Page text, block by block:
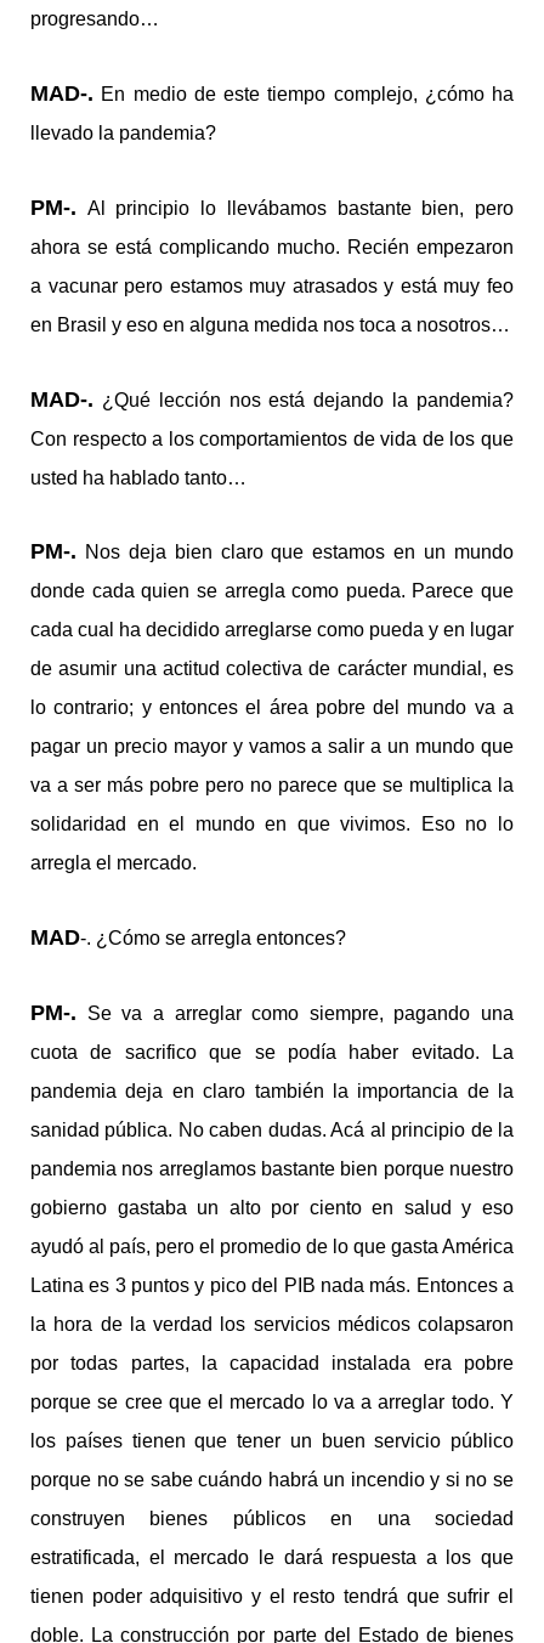
progresando…
MAD-. En medio de este tiempo complejo, ¿cómo ha
llevado la pandemia?
PM-. Al principio lo llevábamos bastante bien, pero
ahora se está complicando mucho. Recién empezaron
a vacunar pero estamos muy atrasados y está muy feo
en Brasil y eso en alguna medida nos toca a nosotros…
MAD-. ¿Qué lección nos está dejando la pandemia?
Con respecto a los comportamientos de vida de los que
usted ha hablado tanto…
PM-. Nos deja bien claro que estamos en un mundo
donde cada quien se arregla como pueda. Parece que
cada cual ha decidido arreglarse como pueda y en lugar
de asumir una actitud colectiva de carácter mundial, es
lo contrario; y entonces el área pobre del mundo va a
pagar un precio mayor y vamos a salir a un mundo que
va a ser más pobre pero no parece que se multiplica la
solidaridad en el mundo en que vivimos. Eso no lo
arregla el mercado.
MAD-. ¿Cómo se arregla entonces?
PM-. Se va a arreglar como siempre, pagando una
cuota de sacrifico que se podía haber evitado. La
pandemia deja en claro también la importancia de la
sanidad pública. No caben dudas. Acá al principio de la
pandemia nos arreglamos bastante bien porque nuestro
gobierno gastaba un alto por ciento en salud y eso
ayudó al país, pero el promedio de lo que gasta América
Latina es 3 puntos y pico del PIB nada más. Entonces a
la hora de la verdad los servicios médicos colapsaron
por todas partes, la capacidad instalada era pobre
porque se cree que el mercado lo va a arreglar todo. Y
los países tienen que tener un buen servicio público
porque no se sabe cuándo habrá un incendio y si no se
construyen bienes públicos en una sociedad
estratificada, el mercado le dará respuesta a los que
tienen poder adquisitivo y el resto tendrá que sufrir el
doble. La construcción por parte del Estado de bienes